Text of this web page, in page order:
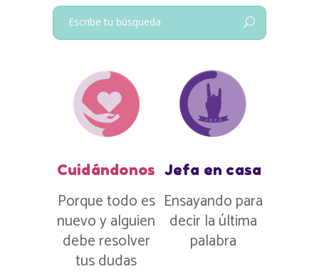
Buscar:
Cuidándonos
Porque todo es
nuevo y alguien
debe resolver
tus dudas
Jefa en casa
Ensayando para
decir la última
palabra